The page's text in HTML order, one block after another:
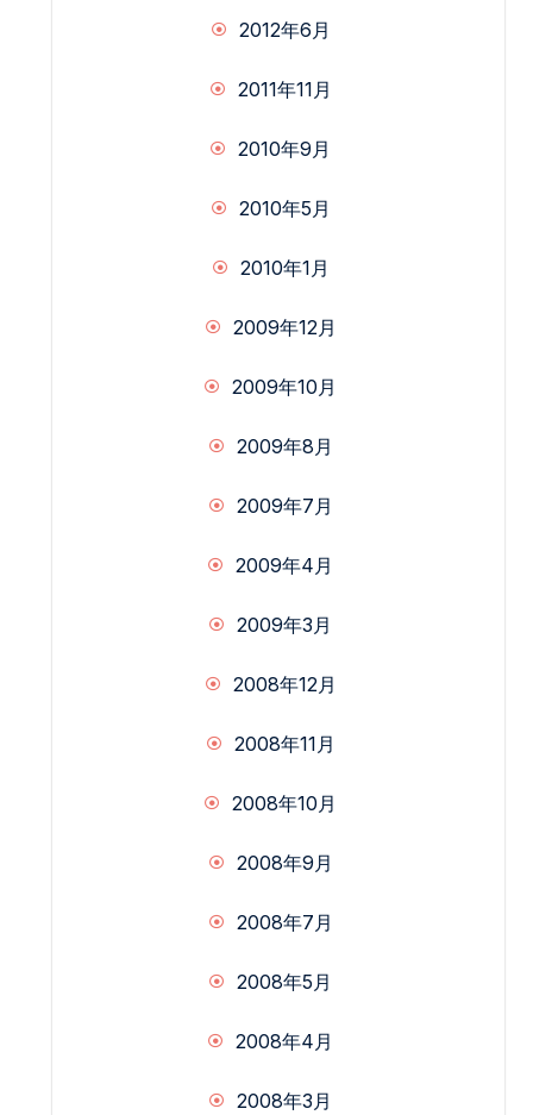
2012年6月
2011年11月
2010年9月
2010年5月
2010年1月
2009年12月
2009年10月
2009年8月
2009年7月
2009年4月
2009年3月
2008年12月
2008年11月
2008年10月
2008年9月
2008年7月
2008年5月
2008年4月
2008年3月